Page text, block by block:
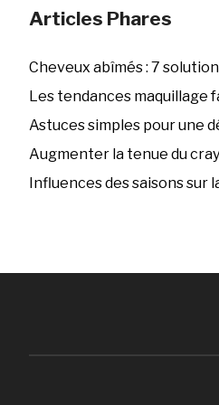
Articles Phares
Cheveux abîmés : 7
Les tendances maquillage
Astuces simples pour une
Augmenter la tenue du
Influences des saisons sur